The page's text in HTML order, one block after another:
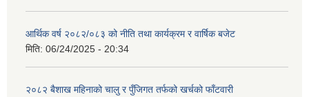
आर्थिक वर्ष २०८२/०८३ को नीति तथा कार्यक्रम र वार्षिक बजेट
मिति: 06/24/2025 - 20:34
२०८२ बैशाख महिनाको चालु र पुँजिगत तर्फको खर्चको फाँटवारी